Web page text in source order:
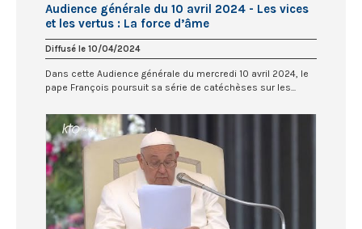
Audience générale du 10 avril 2024 - Les vices
et les vertus : La force d’âme
Diffusé le 10/04/2024
Dans cette Audience générale du mercredi 10 avril 2024, le
pape François poursuit sa série de catéchèses sur les...